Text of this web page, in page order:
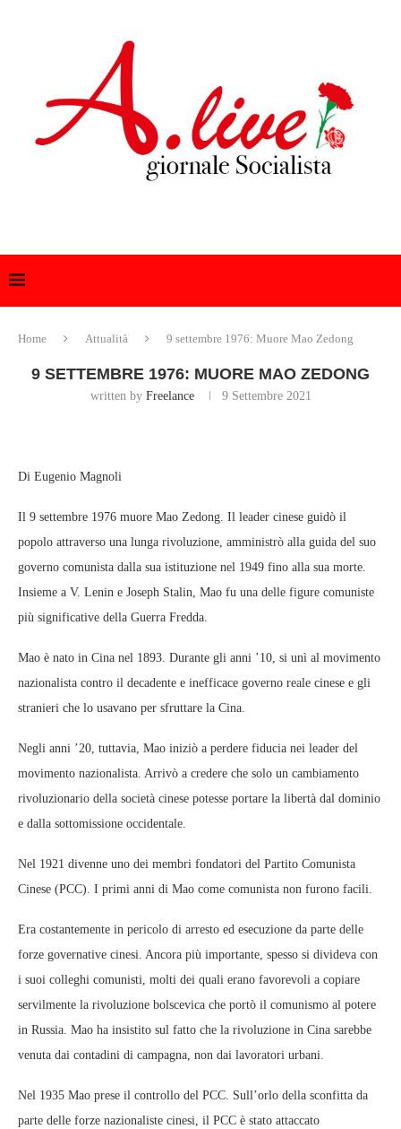
Home Attualità 9 settembre 1976: Muore Mao Zedong
9 SETTEMBRE 1976: MUORE MAO ZEDONG
written by Freelance 9 Settembre 2021
Di Eugenio Magnoli
Il 9 settembre 1976 muore Mao Zedong. Il leader cinese guidò il
popolo attraverso una lunga rivoluzione, amministrò alla guida del suo
governo comunista dalla sua istituzione nel 1949 fino alla sua morte.
Insieme a V. Lenin e Joseph Stalin, Mao fu una delle figure comuniste
più significative della Guerra Fredda.
Mao è nato in Cina nel 1893. Durante gli anni ’10, si unì al movimento
nazionalista contro il decadente e inefficace governo reale cinese e gli
stranieri che lo usavano per sfruttare la Cina.
Negli anni ’20, tuttavia, Mao iniziò a perdere fiducia nei leader del
movimento nazionalista. Arrivò a credere che solo un cambiamento
rivoluzionario della società cinese potesse portare la libertà dal dominio
e dalla sottomissione occidentale.
Nel 1921 divenne uno dei membri fondatori del Partito Comunista
Cinese (PCC). I primi anni di Mao come comunista non furono facili.
Era costantemente in pericolo di arresto ed esecuzione da parte delle
forze governative cinesi. Ancora più importante, spesso si divideva con
i suoi colleghi comunisti, molti dei quali erano favorevoli a copiare
servilmente la rivoluzione bolscevica che portò il comunismo al potere
in Russia. Mao ha insistito sul fatto che la rivoluzione in Cina sarebbe
venuta dai contadini di campagna, non dai lavoratori urbani.
Nel 1935 Mao prese il controllo del PCC. Sull’orlo della sconfitta da
parte delle forze nazionaliste cinesi, il PCC è stato attaccato